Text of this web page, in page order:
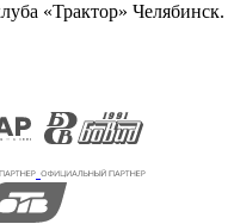
«Трактор» Челябинск.